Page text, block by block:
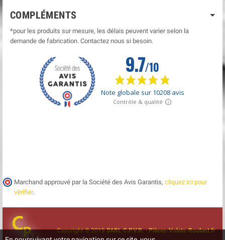
COMPLÉMENTS
*pour les produits sur mesure, les délais peuvent varier selon la
demande de fabrication. Contactez nous si besoin.
Marchand approuvé par la Société des Avis Garantis, cliquez ici pour
vérifier.
Copyright © 2019SARL C.P.V.R. • Pièces-Volets-Roulant.fr